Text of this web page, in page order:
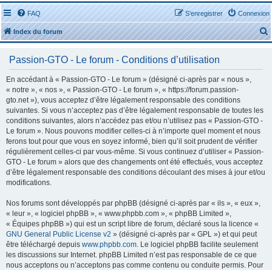
FAQ Connexion
S’enregistrer
Index du forum
e
Passion-GTO - Le forum - Conditions d’utilisation
En accédant à « Passion-GTO - Le forum » (désigné ci-après par « nous »,
« notre », « nos », « Passion-GTO - Le forum », « https://forum.passion-
gto.net »), vous acceptez d’être légalement responsable des conditions
suivantes. Si vous n’acceptez pas d’être légalement responsable de toutes les
conditions suivantes, alors n’accédez pas et/ou n’utilisez pas « Passion-GTO -
Le forum ». Nous pouvons modifier celles-ci à n’importe quel moment et nous
ferons tout pour que vous en soyez informé, bien qu’il soit prudent de vérifier
régulièrement celles-ci par vous-même. Si vous continuez d’utiliser « Passion-
GTO - Le forum » alors que des changements ont été effectués, vous acceptez
d’être légalement responsable des conditions découlant des mises à jour et/ou
modifications.
Nos forums sont développés par phpBB (désigné ci-après par « ils », « eux »,
« leur », « logiciel phpBB », « www.phpbb.com », « phpBB Limited »,
« Équipes phpBB ») qui est un script libre de forum, déclaré sous la licence «
GNU General Public License v2 » (désigné ci-après par « GPL ») et qui peut
être téléchargé depuis www.phpbb.com. Le logiciel phpBB facilite seulement
les discussions sur Internet. phpBB Limited n’est pas responsable de ce que
nous acceptons ou n’acceptons pas comme contenu ou conduite permis. Pour